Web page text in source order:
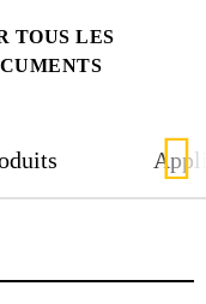
TOUS LES